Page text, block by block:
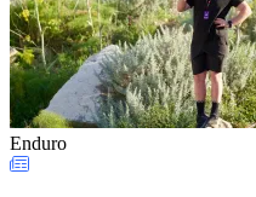
Enduro